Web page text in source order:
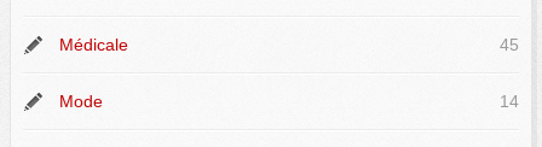
Médicale 45
Mode 14